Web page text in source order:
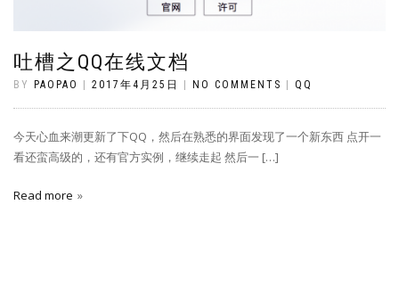
吐槽之QQ在线文档
BY PAOPAO 2017年4月25日 NO COMMENTS QQ
今天心血来潮更新了下QQ，然后在熟悉的界面发现了一个新东西 点开一
看还蛮高级的，还有官方实例，继续走起 然后一 […]
Read more